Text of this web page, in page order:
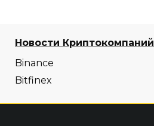
Новости Криптокомпаний
Binance
Bitfinex